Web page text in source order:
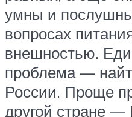
умны и
вопросах
внешностью.
проблема —
России. Проще
другой стране —